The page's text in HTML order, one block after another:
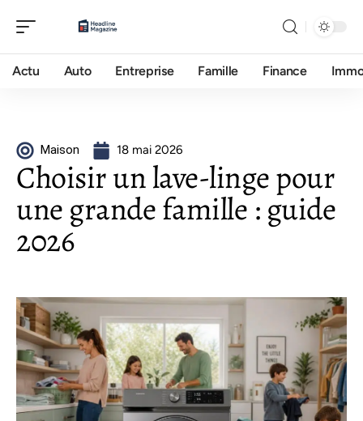
Actu Auto Entreprise Famille Finance
Maison 18 mai 2026
Choisir un lave-linge pour
une grande famille : guide
2026